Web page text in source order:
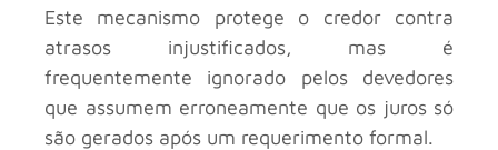
Este mecanismo protege o credor contra
atrasos injustificados, mas é
frequentemente ignorado pelos devedores
que assumem erroneamente que os juros só
são gerados após um requerimento formal.